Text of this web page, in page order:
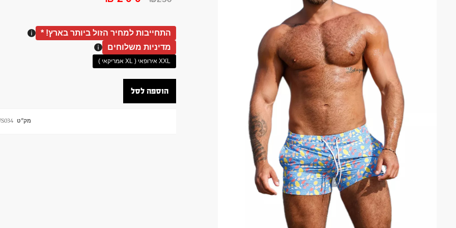
התחייבות למחיר הזול ביותר בארץ! *
מדיניות משלוחים
XXL אירופאי ( XL אמריקאי )
הוספה לסל
מק"ט